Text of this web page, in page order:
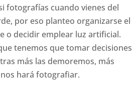
fotografías cuando vienes del
por eso planteo organizarse el
o decidir emplear luz artificial.
tenemos que tomar decisiones
más las demoremos, más
hará fotografiar.